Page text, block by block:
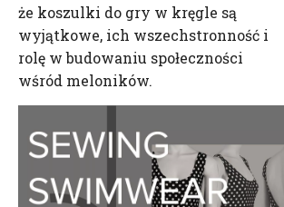
że ​​koszulki do gry w kręgle są
wyjątkowe, ich wszechstronność i
rolę w budowaniu społeczności
wśród meloników.